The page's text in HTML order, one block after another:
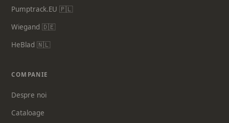
Pumptrack.EU 🇵🇱
Wiegand 🇩🇪
HeBlad 🇳🇱
COMPANIE
Despre noi
Cataloage